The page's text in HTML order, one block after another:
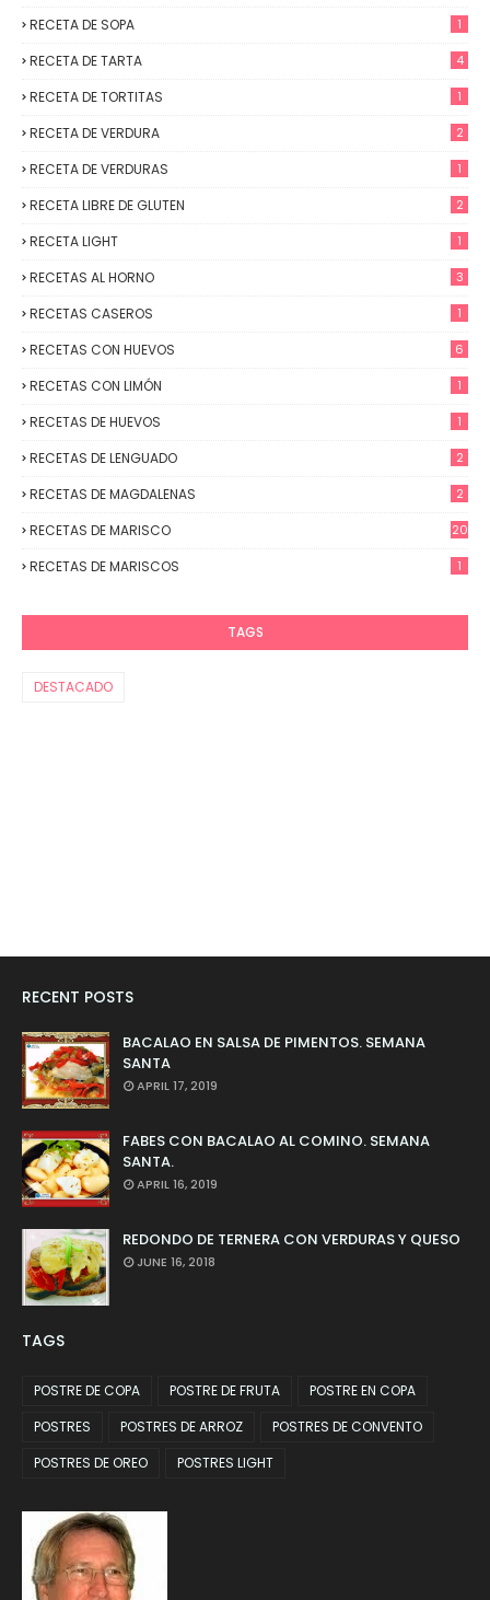
RECETA DE SOPA 1
RECETA DE TARTA 4
RECETA DE TORTITAS 1
RECETA DE VERDURA 2
RECETA DE VERDURAS 1
RECETA LIBRE DE GLUTEN 2
RECETA LIGHT 1
RECETAS AL HORNO 3
RECETAS CASEROS 1
RECETAS CON HUEVOS 6
RECETAS CON LIMÓN 1
RECETAS DE HUEVOS 1
RECETAS DE LENGUADO 2
RECETAS DE MAGDALENAS 2
RECETAS DE MARISCO 20
RECETAS DE MARISCOS 1
TAGS
DESTACADO
RECENT POSTS
BACALAO EN SALSA DE PIMENTOS. SEMANA
SANTA
APRIL 17, 2019
FABES CON BACALAO AL COMINO. SEMANA
SANTA.
APRIL 16, 2019
REDONDO DE TERNERA CON VERDURAS Y QUESO
JUNE 16, 2018
TAGS
POSTRE DE COPA POSTRE DE FRUTA
POSTRE EN COPA
POSTRES
POSTRES DE ARROZ
POSTRES DE CONVENTO
POSTRES DE OREO
POSTRES LIGHT